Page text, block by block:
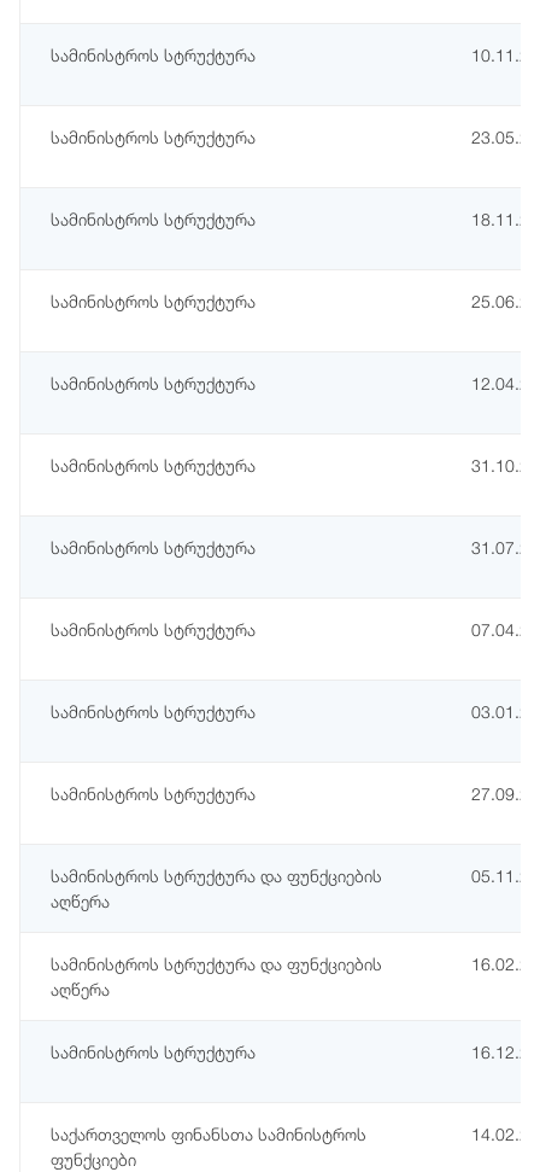
სამინისტროს სტრუქტურა
სამინისტროს სტრუქტურა
სამინისტროს სტრუქტურა
სამინისტროს სტრუქტურა
სამინისტროს სტრუქტურა
სამინისტროს სტრუქტურა
სამინისტროს სტრუქტურა
სამინისტროს სტრუქტურა
სამინისტროს სტრუქტურა
სამინისტროს სტრუქტურა
სამინისტროს სტრუქტურა და ფუნქციების
აღწერა
სამინისტროს სტრუქტურა და ფუნქციების
აღწერა
სამინისტროს სტრუქტურა
საქართველოს ფინანსთა სამინისტროს
ფუნქციები